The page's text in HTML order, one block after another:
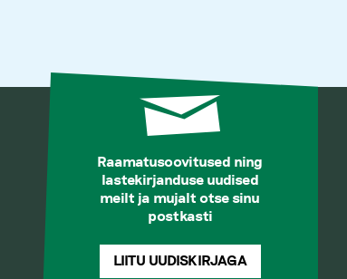
Raamatusoovitused ning
lastekirjanduse uudised
meilt ja mujalt otse sinu
postkasti
LIITU UUDISKIRJAGA